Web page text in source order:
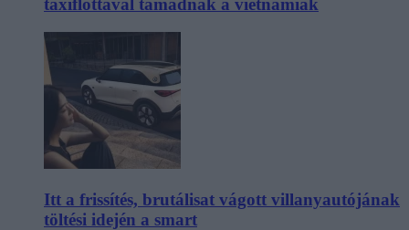
taxiflottával támadnak a vietnámiak
Itt a frissítés, brutálisat vágott villanyautójának
töltési idején a smart